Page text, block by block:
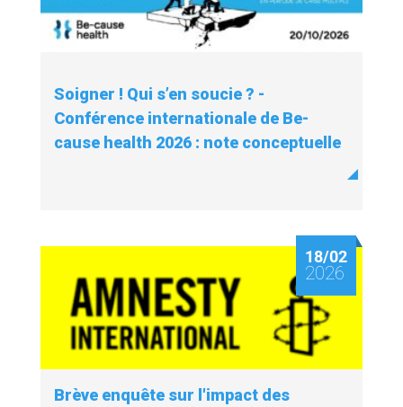
Soigner ! Qui s’en soucie ? -
Conférence internationale de Be-
cause health 2026 : note conceptuelle
18/02
2026
Brève enquête sur l'impact des